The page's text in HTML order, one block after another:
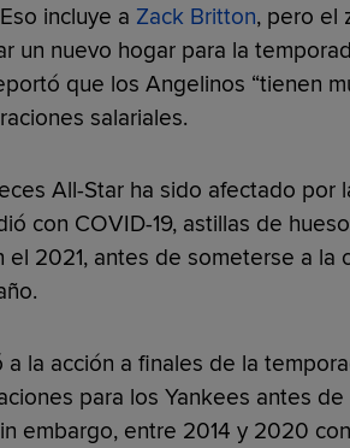
incluye a Zack Britton, pero el
un nuevo hogar para la
que los Angelinos “tienen
salariales.
All-Star ha sido afectado por
con COVID-19, astillas de
el 2021, antes de someterse a la
a la acción a finales de la
para los Yankees antes
embargo, entre 2014 y 2020